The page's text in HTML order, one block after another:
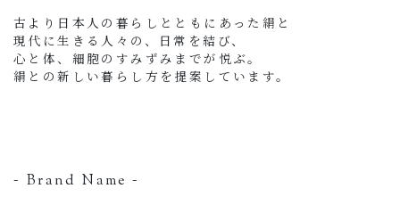
古より日本人の暮らしとともにあった絹と
現代に生きる人々の、日常を結び、
心と体、細胞のすみずみまでが悦ぶ。
絹との新しい暮らし方を提案しています。
- Brand Name -